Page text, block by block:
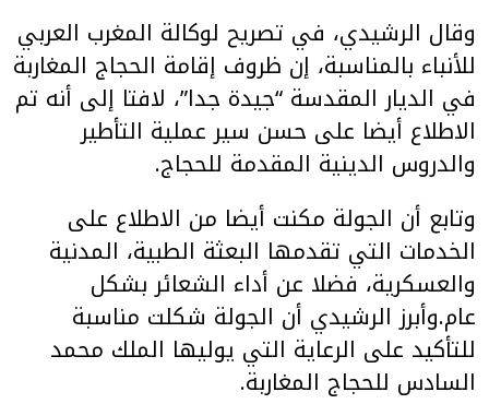
وقال الرشيدي، في تصريح لوكالة المغرب العربي
للأنباء بالمناسبة، إن ظروف إقامة الحجاج المغاربة
في الديار المقدسة “جيدة جدا”، لافتا إلى أنه تم
الاطلاع أيضا على حسن سير عملية التأطير
والدروس الدينية المقدمة للحجاج.
وتابع أن الجولة مكنت أيضا من الاطلاع على
الخدمات التي تقدمها البعثة الطبية، المدنية
والعسكرية، فضلا عن أداء الشعائر بشكل
عام.وأبرز الرشيدي أن الجولة شكلت مناسبة
للتأكيد على الرعاية التي يوليها الملك محمد
السادس للحجاج المغاربة.